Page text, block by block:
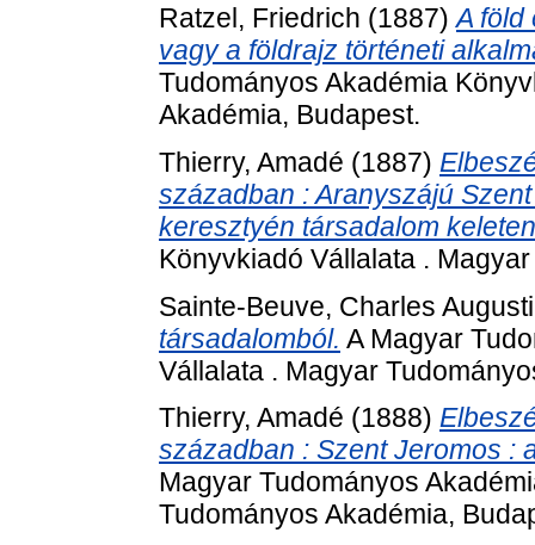
Ratzel, Friedrich (1887)A föld
vagy a földrajz történeti
Tudományos Akadémia
Akadémia, Budapest.
Thierry, Amadé (1887)
században : Aranyszájú
keresztyén társadalom
Könyvkiadó Vállalata .
Sainte-Beuve, Charles
társadalomból. A Magyar
Vállalata . Magyar
Thierry, Amadé (1888)
században : Szent Jeromos :
Magyar Tudományos
Tudományos Akadémia,